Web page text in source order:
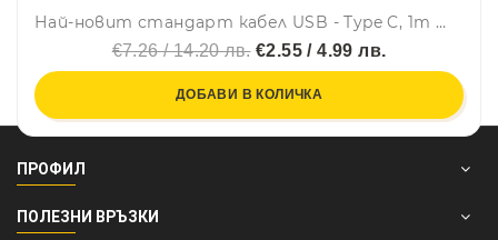
Най-новит стандарт кабел USB - Type C, 1m WHITE
€7.26 / 14.20 лв.€2.55 / 4.99 лв.
ДОБАВИ В КОЛИЧКА
ПРОФИЛ
ПОЛЕЗНИ ВРЪЗКИ